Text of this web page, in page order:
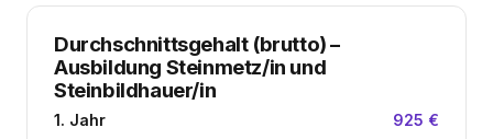
Durchschnittsgehalt (brutto)–
Ausbildung Steinmetz/in und
Steinbildhauer/in
1. Jahr 925 €